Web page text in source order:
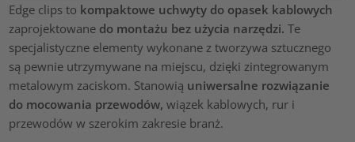
Edge clips to kompaktowe uchwyty do opasek kablowych
zaprojektowane do montażu bez użycia narzędzi. Te
specjalistyczne elementy wykonane z tworzywa sztucznego
są pewnie utrzymywane na miejscu, dzięki zintegrowanym
metalowym zaciskom. Stanowią uniwersalne rozwiązanie
do mocowania przewodów,wiązek kablowych, rur i
przewodów w szerokim zakresie branż.